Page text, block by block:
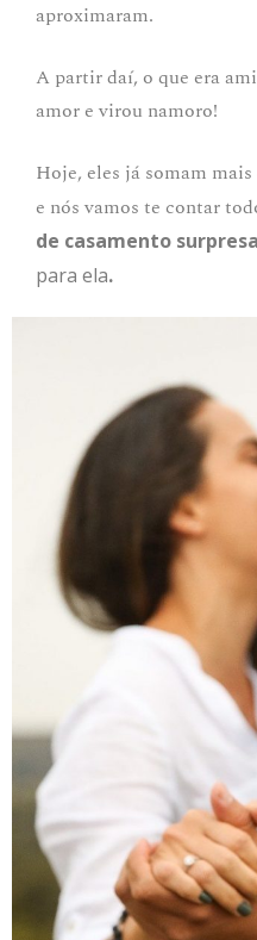
aproximaram.
A partir daí, o que era
amor e virou namoro!
Hoje, eles já somam
e nós vamos te contar
de casamento surpresa
para ela.